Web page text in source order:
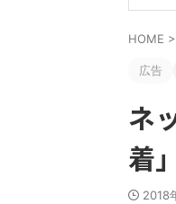
HOME >
広告
ネ
着
2018